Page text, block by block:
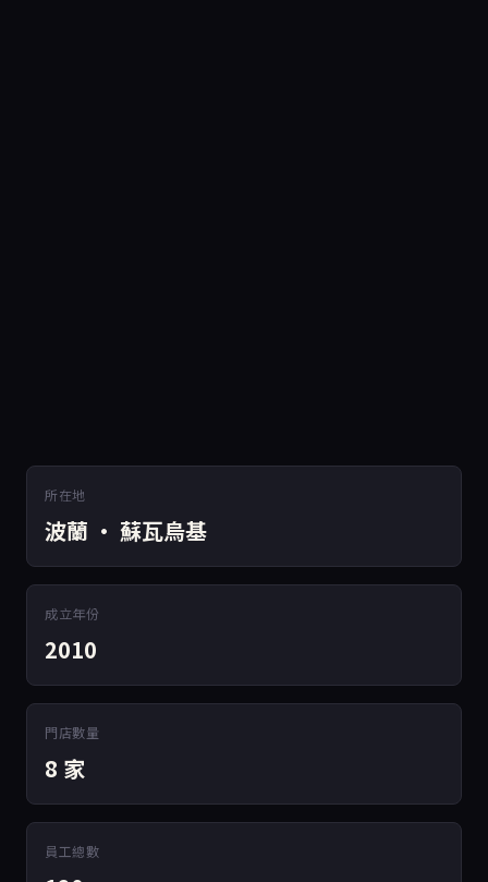
所在地
波蘭 · 蘇瓦烏基
成立年份
2010
門店數量
8 家
員工總數